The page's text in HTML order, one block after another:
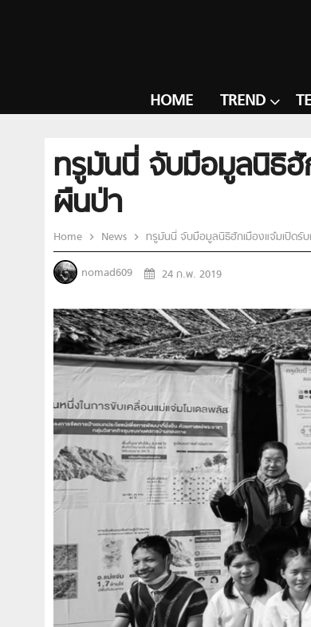
HOME TREND
ทรูมันนี่ จับมือมูลนิธิฮั
ผืนป่า
Home News ทรูมันนี่ จับมือมูลนิธิฮักเมืองแจ๋มเปิด
nomad609 24 ก.พ. 2019